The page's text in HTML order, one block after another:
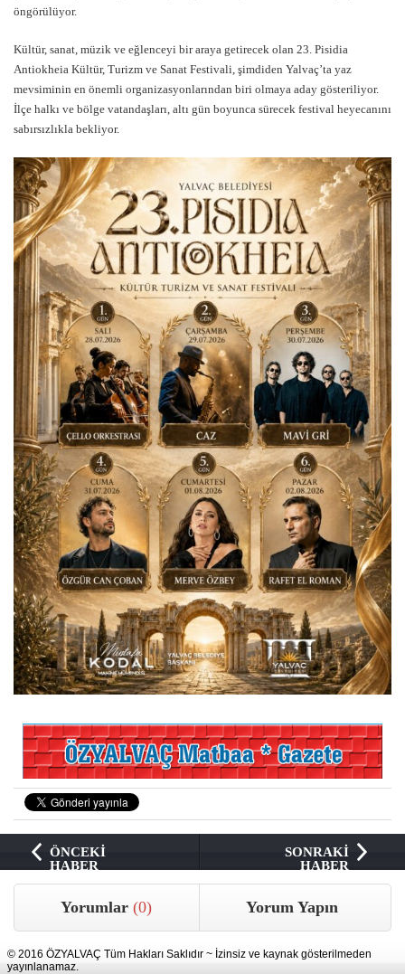
öngörülüyor.
Kültür, sanat, müzik ve eğlenceyi bir araya getirecek olan 23. Pisidia
Antiokheia Kültür, Turizm ve Sanat Festivali, şimdiden Yalvaç’ta yaz
mevsiminin en önemli organizasyonlarından biri olmaya aday gösteriliyor.
İlçe halkı ve bölge vatandaşları, altı gün boyunca sürecek festival heyecanını
sabırsızlıkla bekliyor.
ÖNCEKİ
HABER
SONRAKİ
HABER
Yorumlar(0) Yorum Yapın
© 2016 ÖZYALVAÇ Tüm Hakları Saklıdır ~ İzinsiz ve kaynak gösterilmeden
yayınlanamaz.